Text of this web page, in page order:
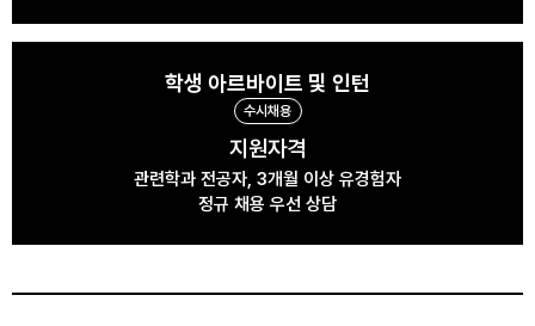
학생 아르바이트 및 인턴
수시채용
지원자격
관련학과 전공자, 3개월 이상 유경험자
정규 채용 우선 상담